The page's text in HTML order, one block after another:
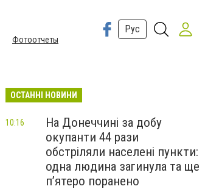
Фотоотчеты
Рус
ОСТАННІ НОВИНИ
На Донеччині за добу
окупанти 44 рази
обстріляли населені пункти:
одна людина загинула та ще
пʼятеро поранено
10:16